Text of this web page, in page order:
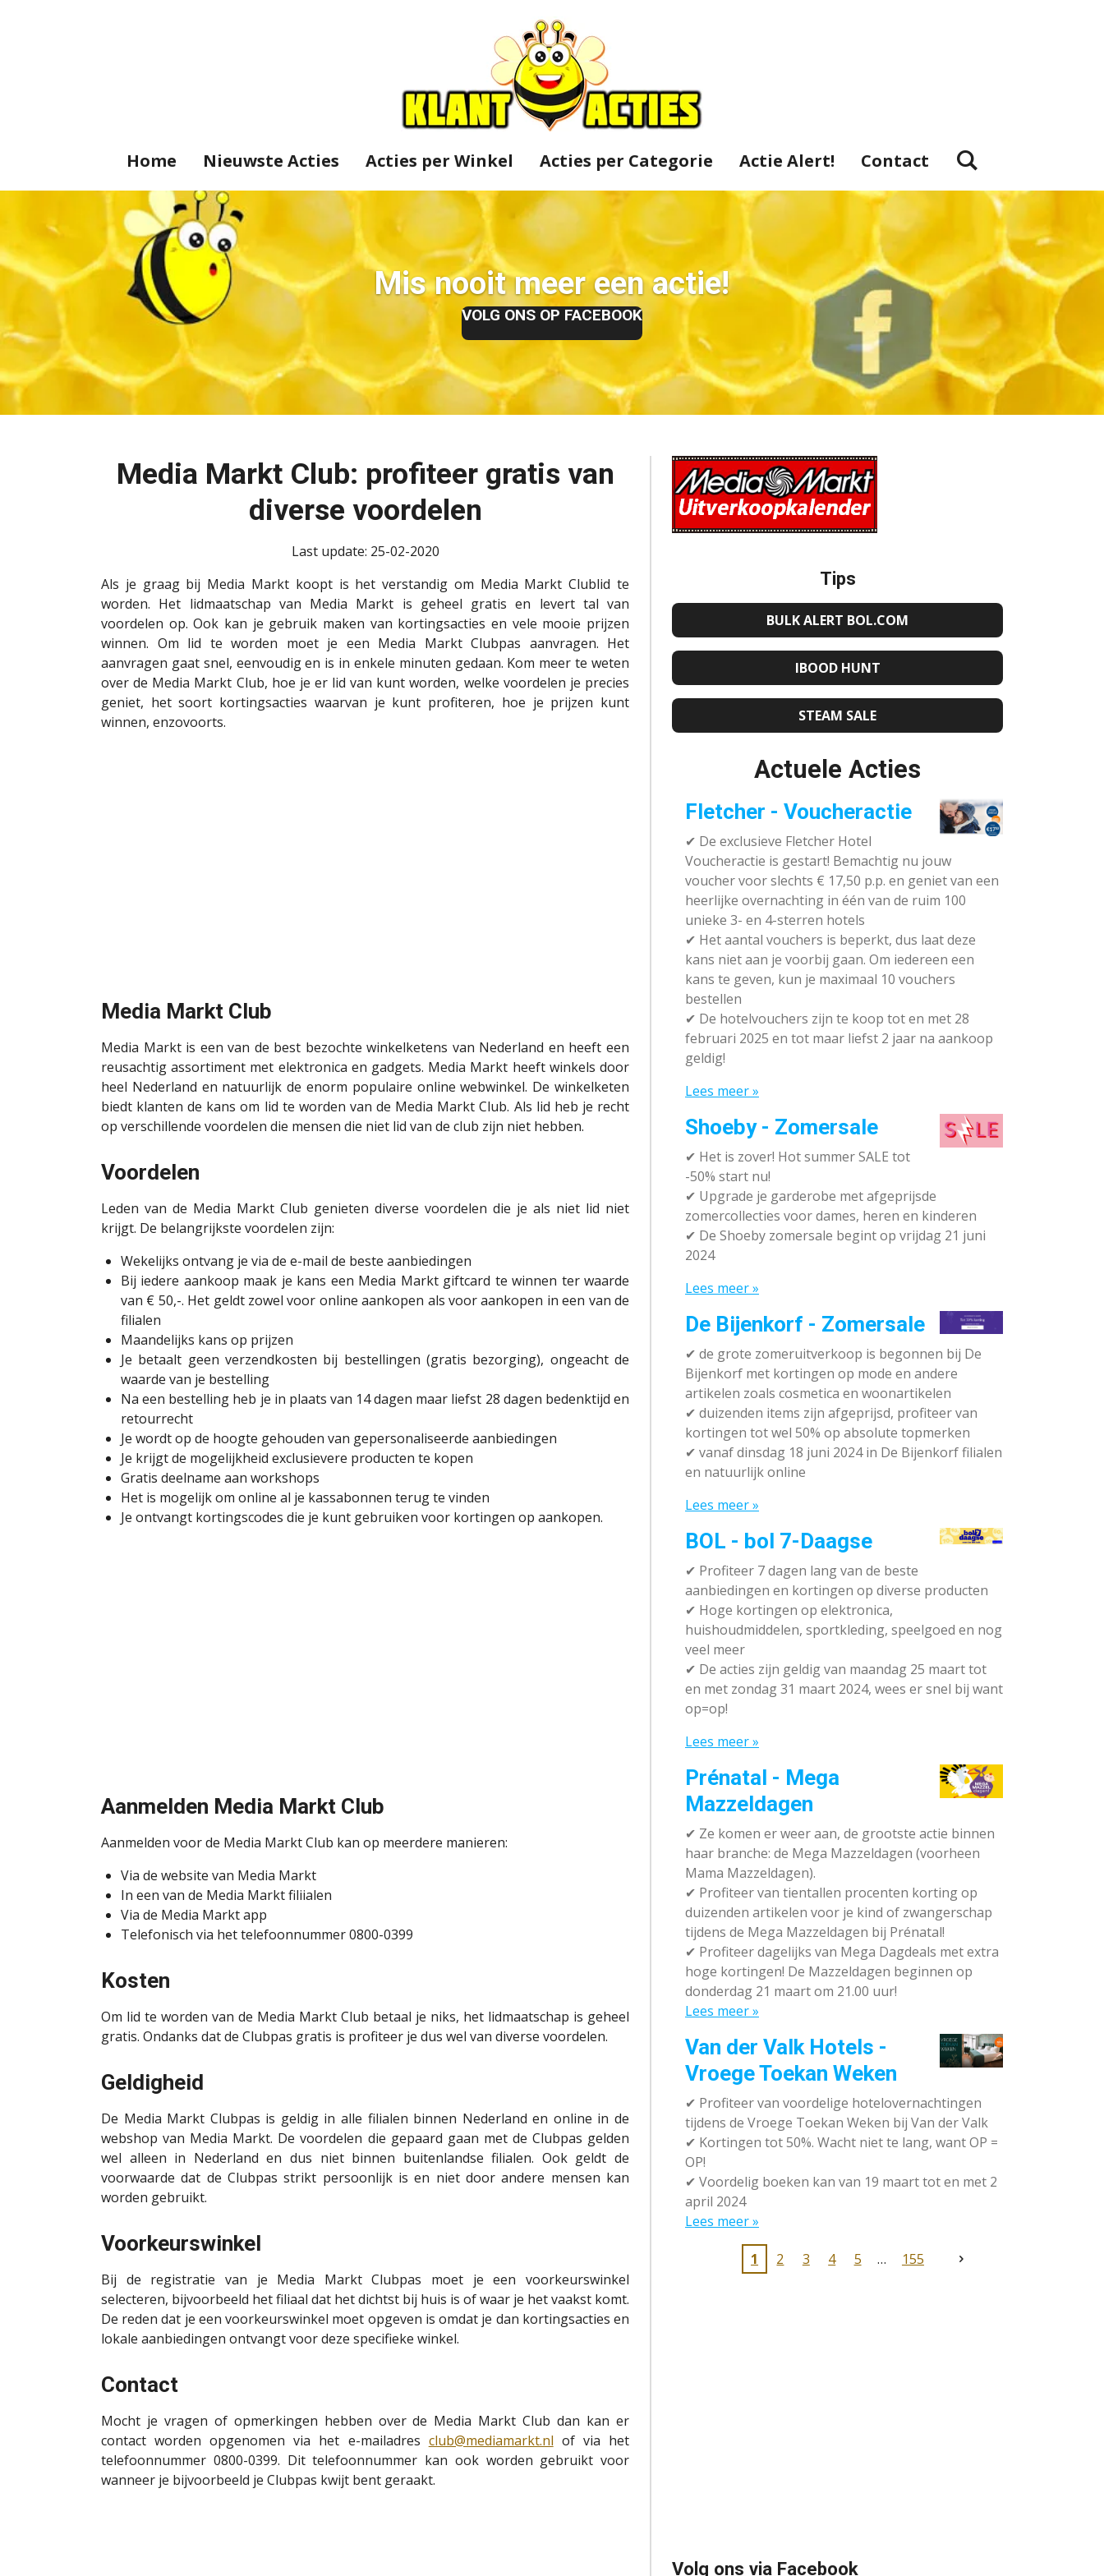
Home Nieuwste Acties Acties per Winkel Acties per Categorie Actie Alert! Contact
Mis nooit meer een actie!
VOLG ONS OP FACEBOOK
Media Markt Club: profiteer gratis van
diverse voordelen
Last update: 25-02-2020
Als je graag bij Media Markt koopt is het verstandig om Media Markt Clublid te
worden. Het lidmaatschap van Media Markt is geheel gratis en levert tal van
voordelen op. Ook kan je gebruik maken van kortingsacties en vele mooie prijzen
winnen. Om lid te worden moet je een Media Markt Clubpas aanvragen. Het
aanvragen gaat snel, eenvoudig en is in enkele minuten gedaan. Kom meer te weten
over de Media Markt Club, hoe je er lid van kunt worden, welke voordelen je precies
geniet, het soort kortingsacties waarvan je kunt profiteren, hoe je prijzen kunt
winnen, enzovoorts.
Media Markt Club
Media Markt is een van de best bezochte winkelketens van Nederland en heeft een
reusachtig assortiment met elektronica en gadgets. Media Markt heeft winkels door
heel Nederland en natuurlijk de enorm populaire online webwinkel. De winkelketen
biedt klanten de kans om lid te worden van de Media Markt Club. Als lid heb je recht
op verschillende voordelen die mensen die niet lid van de club zijn niet hebben.
Voordelen
Leden van de Media Markt Club genieten diverse voordelen die je als niet lid niet
krijgt. De belangrijkste voordelen zijn:
Wekelijks ontvang je via de e-mail de beste aanbiedingen
Bij iedere aankoop maak je kans een Media Markt giftcard te winnen ter waarde
van € 50,-. Het geldt zowel voor online aankopen als voor aankopen in een van de
filialen
Maandelijks kans op prijzen
Je betaalt geen verzendkosten bij bestellingen (gratis bezorging), ongeacht de
waarde van je bestelling
Na een bestelling heb je in plaats van 14 dagen maar liefst 28 dagen bedenktijd en
retourrecht
Je wordt op de hoogte gehouden van gepersonaliseerde aanbiedingen
Je krijgt de mogelijkheid exclusievere producten te kopen
Gratis deelname aan workshops
Het is mogelijk om online al je kassabonnen terug te vinden
Je ontvangt kortingscodes die je kunt gebruiken voor kortingen op aankopen.
Aanmelden Media Markt Club
Aanmelden voor de Media Markt Club kan op meerdere manieren:
Via de website van Media Markt
In een van de Media Markt filiialen
Via de Media Markt app
Telefonisch via het telefoonnummer 0800-0399
Kosten
Om lid te worden van de Media Markt Club betaal je niks, het lidmaatschap is geheel
gratis. Ondanks dat de Clubpas gratis is profiteer je dus wel van diverse voordelen.
Geldigheid
De Media Markt Clubpas is geldig in alle filialen binnen Nederland en online in de
webshop van Media Markt. De voordelen die gepaard gaan met de Clubpas gelden
wel alleen in Nederland en dus niet binnen buitenlandse filialen. Ook geldt de
voorwaarde dat de Clubpas strikt persoonlijk is en niet door andere mensen kan
worden gebruikt.
Voorkeurswinkel
Bij de registratie van je Media Markt Clubpas moet je een voorkeurswinkel
selecteren, bijvoorbeeld het filiaal dat het dichtst bij huis is of waar je het vaakst komt.
De reden dat je een voorkeurswinkel moet opgeven is omdat je dan kortingsacties en
lokale aanbiedingen ontvangt voor deze specifieke winkel.
Contact
Mocht je vragen of opmerkingen hebben over de Media Markt Club dan kan er
contact worden opgenomen via het e-mailadres club@mediamarkt.nl of via het
telefoonnummer 0800-0399. Dit telefoonnummer kan ook worden gebruikt voor
wanneer je bijvoorbeeld je Clubpas kwijt bent geraakt.
Tips
BULK ALERT BOL.COM
IBOOD HUNT
STEAM SALE
Actuele Acties
Fletcher - Voucheractie
✔ De exclusieve Fletcher Hotel
Voucheractie is gestart! Bemachtig nu jouw
voucher voor slechts € 17,50 p.p. en geniet van een
heerlijke overnachting in één van de ruim 100
unieke 3- en 4-sterren hotels
✔ Het aantal vouchers is beperkt, dus laat deze
kans niet aan je voorbij gaan. Om iedereen een
kans te geven, kun je maximaal 10 vouchers
bestellen
✔ De hotelvouchers zijn te koop tot en met 28
februari 2025 en tot maar liefst 2 jaar na aankoop
geldig!
Lees meer »
Shoeby - Zomersale
✔ Het is zover! Hot summer SALE tot
-50% start nu!
✔ Upgrade je garderobe met afgeprijsde
zomercollecties voor dames, heren en kinderen
✔ De Shoeby zomersale begint op vrijdag 21 juni
2024
Lees meer »
De Bijenkorf - Zomersale
✔ de grote zomeruitverkoop is begonnen bij De
Bijenkorf met kortingen op mode en andere
artikelen zoals cosmetica en woonartikelen
✔ duizenden items zijn afgeprijsd, profiteer van
kortingen tot wel 50% op absolute topmerken
✔ vanaf dinsdag 18 juni 2024 in De Bijenkorf filialen
en natuurlijk online
Lees meer »
BOL - bol 7-Daagse
✔ Profiteer 7 dagen lang van de beste
aanbiedingen en kortingen op diverse producten
✔ Hoge kortingen op elektronica,
huishoudmiddelen, sportkleding, speelgoed en nog
veel meer
✔ De acties zijn geldig van maandag 25 maart tot
en met zondag 31 maart 2024, wees er snel bij want
op=op!
Lees meer »
Prénatal - Mega
Mazzeldagen
✔ Ze komen er weer aan, de grootste actie binnen
haar branche: de Mega Mazzeldagen (voorheen
Mama Mazzeldagen).
✔ Profiteer van tientallen procenten korting op
duizenden artikelen voor je kind of zwangerschap
tijdens de Mega Mazzeldagen bij Prénatal!
✔ Profiteer dagelijks van Mega Dagdeals met extra
hoge kortingen! De Mazzeldagen beginnen op
donderdag 21 maart om 21.00 uur!
Lees meer »
Van der Valk Hotels -
Vroege Toekan Weken
✔ Profiteer van voordelige hotelovernachtingen
tijdens de Vroege Toekan Weken bij Van der Valk
✔ Kortingen tot 50%. Wacht niet te lang, want OP =
OP!
✔ Voordelig boeken kan van 19 maart tot en met 2
april 2024
Lees meer »
1 2 3 4 5 155
Volg ons via Facebook